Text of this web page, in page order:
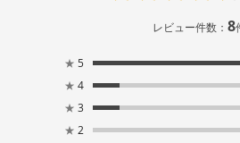
レビュー件数：8
★ 5
★ 4
★ 3
★ 2